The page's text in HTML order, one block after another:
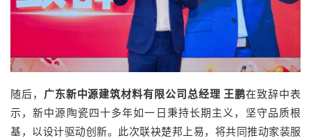
随后， 广东新中源建筑材料有限公司总经理 王鹏在致辞中表
示，新中源陶瓷四十多年如一日秉持长期主义，坚守品质根
基，以设计驱动创新。此次联袂楚邦上易，将共同推动家装服